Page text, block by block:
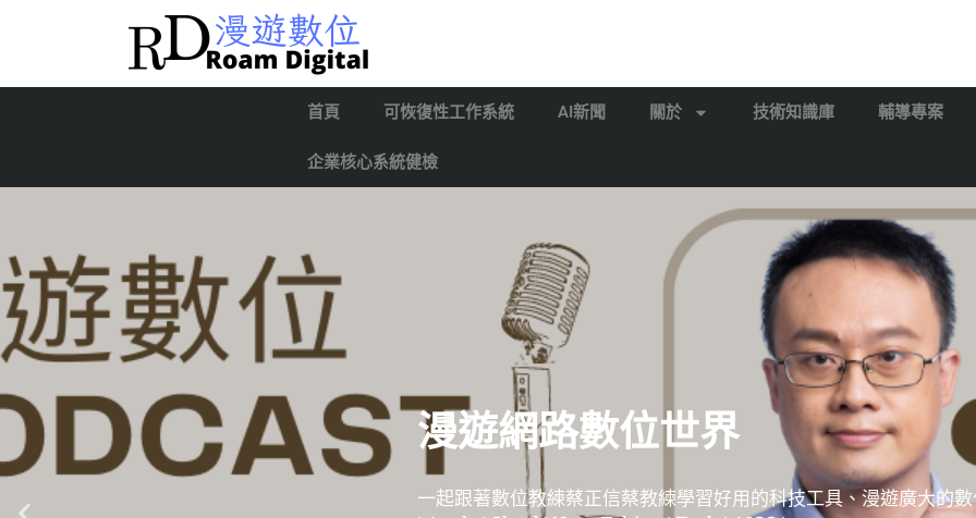
首頁 可恢復性工作系統 AI新聞 關於 技術知識庫 輔導專案
企業核心系統健檢
漫遊網路數
一起跟著數位教練蔡正信蔡教練學習好用的科技工具、漫遊在這個廣大